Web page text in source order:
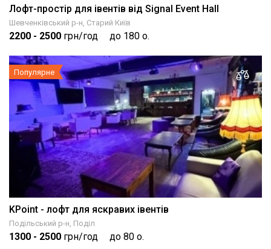
Лофт-простір для івентів від Signal Event Hall
Шевченківський р-н, Старий Київ
2200 - 2500 грн/год до 180 о.
Популярне
KPoint - лофт для яскравих івентів
Подільський р-н, Поділ
1300 - 2500 грн/год до 80 о.